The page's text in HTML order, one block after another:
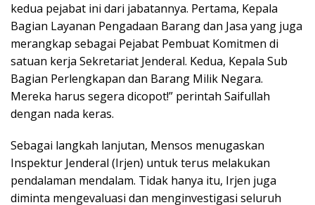
kedua pejabat ini dari jabatannya. Pertama, Kepala
Bagian Layanan Pengadaan Barang dan Jasa yang juga
merangkap sebagai Pejabat Pembuat Komitmen di
satuan kerja Sekretariat Jenderal. Kedua, Kepala Sub
Bagian Perlengkapan dan Barang Milik Negara.
Mereka harus segera dicopot!” perintah Saifullah
dengan nada keras.
Sebagai langkah lanjutan, Mensos menugaskan
Inspektur Jenderal (Irjen) untuk terus melakukan
pendalaman mendalam. Tidak hanya itu, Irjen juga
diminta mengevaluasi dan menginvestigasi seluruh